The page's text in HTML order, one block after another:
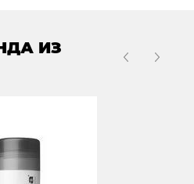
ИЗ